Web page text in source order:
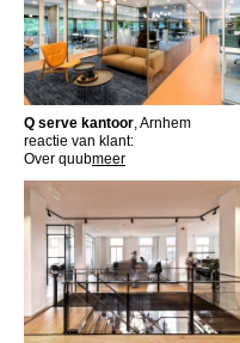
Q serve kantoor, Arnhem
reactie van klant:
Over quubmeer